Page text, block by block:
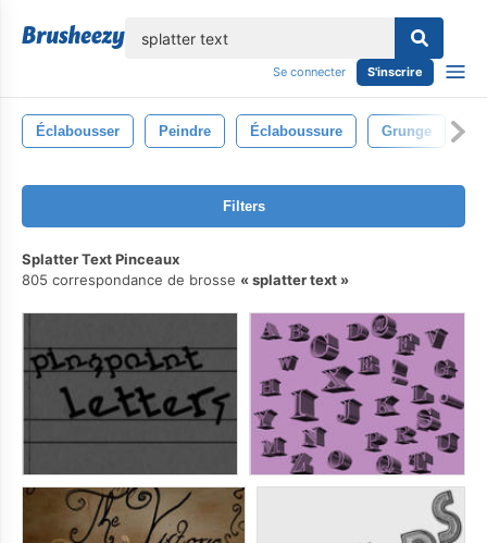
Se connecter S'inscrire
Éclabousser Peindre Éclaboussure Grunge
Filters
Splatter Text Pinceaux
805 correspondance de brosse
splatter text